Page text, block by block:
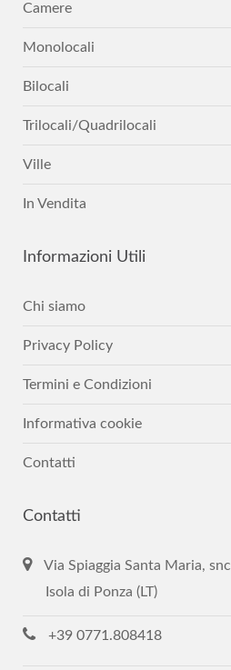
Camere
Monolocali
Bilocali
Trilocali/Quadrilocali
Ville
In Vendita
Informazioni Utili
Chi siamo
Privacy Policy
Termini e Condizioni
Informativa cookie
Contatti
Contatti
Via Spiaggia Santa Maria, snc
Isola di Ponza (LT)
+39 0771.808418